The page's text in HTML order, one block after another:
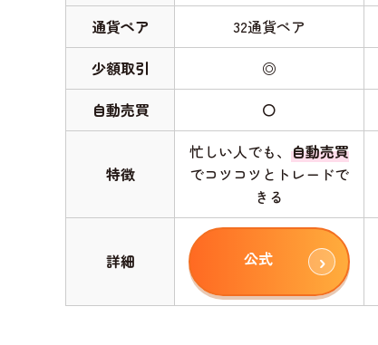
通貨ペア 32通貨ペア
少額取引
◎
自動売買
〇
特徴
忙しい人でも、 自動売買
でコツコツとトレードで
きる
詳細 公式